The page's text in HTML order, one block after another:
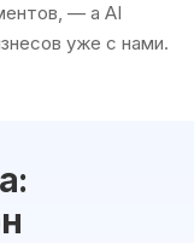
— а AI
уже с нами.